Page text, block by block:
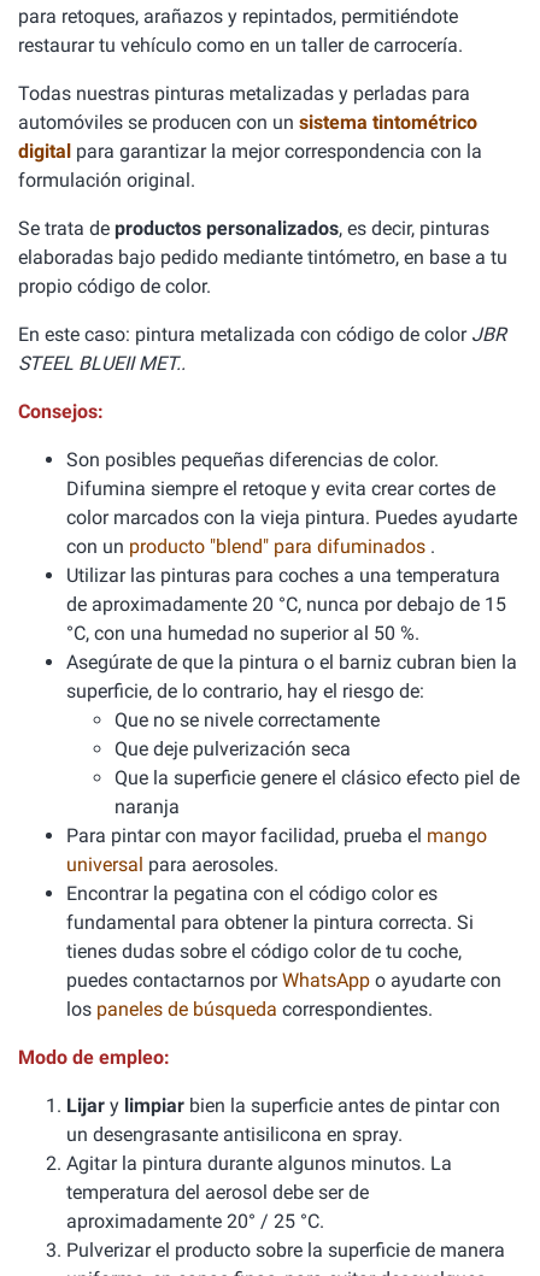
para retoques, arañazos y repintados, permitiéndote
restaurar tu vehículo como en un taller de carrocería.
Todas nuestras pinturas metalizadas y perladas para
automóviles se producen con un sistema tintométrico
digital para garantizar la mejor correspondencia con la
formulación original.
Se trata de productos personalizados, es decir, pinturas
elaboradas bajo pedido mediante tintómetro, en base a tu
propio código de color.
En este caso: pintura metalizada con código de color JBR
STEEL BLUEII MET..
Consejos:
Son posibles pequeñas diferencias de color.
Difumina siempre el retoque y evita crear cortes de
color marcados con la vieja pintura. Puedes ayudarte
con un producto "blend" para difuminados .
Utilizar las pinturas para coches a una temperatura
de aproximadamente 20 °C, nunca por debajo de 15
°C, con una humedad no superior al 50 %.
Asegúrate de que la pintura o el barniz cubran bien la
superficie, de lo contrario, hay el riesgo de:
Que no se nivele correctamente
Que deje pulverización seca
Que la superficie genere el clásico efecto piel de
naranja
Para pintar con mayor facilidad, prueba el mango
universal para aerosoles.
Encontrar la pegatina con el código color es
fundamental para obtener la pintura correcta. Si
tienes dudas sobre el código color de tu coche,
puedes contactarnos porWhatsApp o ayudarte con
los paneles de búsqueda correspondientes.
Modo de empleo:
Lijar y limpiar bien la superficie antes de pintar con
un desengrasante antisilicona en spray.
Agitar la pintura durante algunos minutos. La
temperatura del aerosol debe ser de
aproximadamente 20° / 25 °C.
Pulverizar el producto sobre la superficie de manera